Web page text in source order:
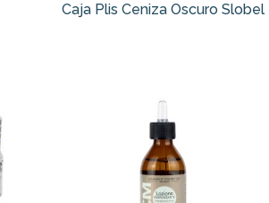
Caja Plis Ceniza Oscuro Slobel